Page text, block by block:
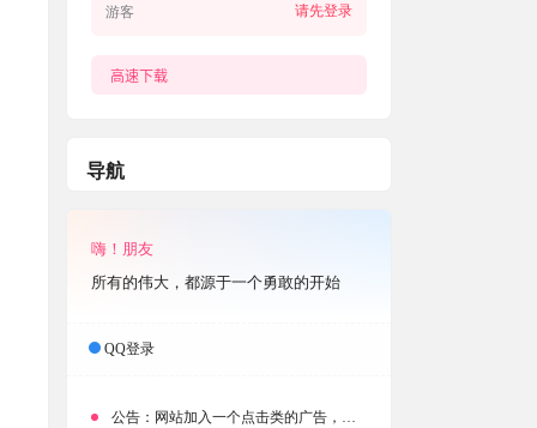
游客 请先登录
高速下载
导航
嗨！朋友
所有的伟大，都源于一个勇敢的开始
QQ登录
公告： 网站加入一个点击类的广告，大家点击下载按钮需要注意